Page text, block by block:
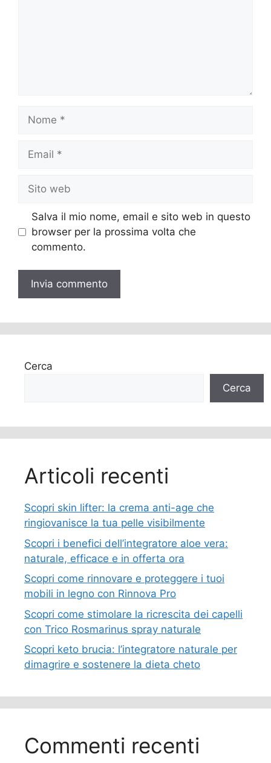
web
Salva il mio nome, email e sito web in questo
browser per la prossima volta che
commento.
Cerca
Cerca
Articoli recenti
Scopri skin lifter: la crema anti-age che
ringiovanisce la tua pelle visibilmente
Scopri i benefici dell’integratore aloe vera:
naturale, efficace e in offerta ora
Scopri come rinnovare e proteggere i tuoi
mobili in legno con Rinnova Pro
Scopri come stimolare la ricrescita dei capelli
con Trico Rosmarinus spray naturale
Scopri keto brucia: l’integratore naturale per
dimagrire e sostenere la dieta cheto
Commenti recenti